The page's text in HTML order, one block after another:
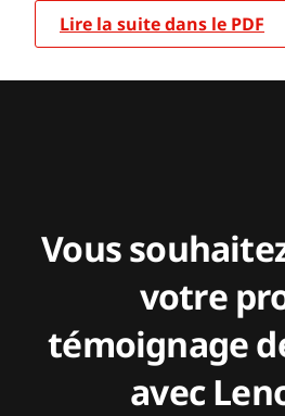
Lire la suite dans le PDF
Vous
votre
témoignage
avec